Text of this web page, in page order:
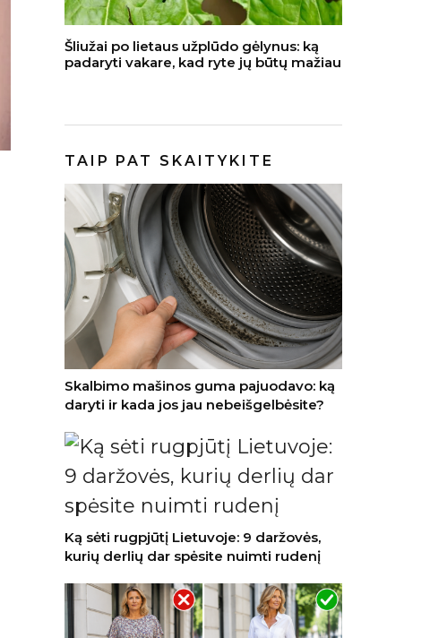
Šliužai po lietaus užplūdo gėlynus: ką
padaryti vakare, kad ryte jų būtų mažiau
TAIP PAT SKAITYKITE
Skalbimo mašinos guma pajuodavo: ką
daryti ir kada jos jau nebeišgelbėsite?
Ką sėti rugpjūtį Lietuvoje: 9 daržovės,
kurių derlių dar spėsite nuimti rudenį